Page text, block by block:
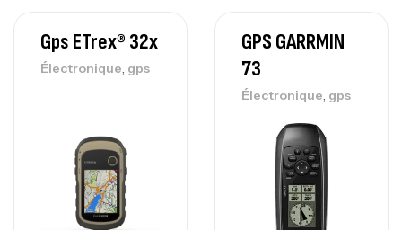
Gps ETrex® 32x
Électronique gps
GPS GARRMIN
73
Électronique gps